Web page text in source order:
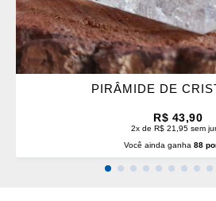
PIRÂMIDE DE
R$ 43,90
2x de R$ 21,95 sem
Você ainda ganha 88